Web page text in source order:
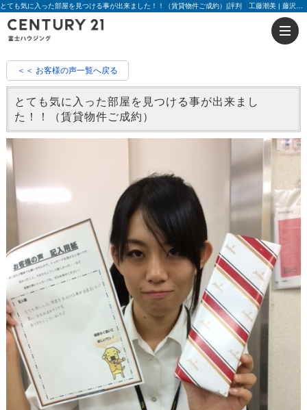
＜＜ お客様の声一覧へ戻る
とても気に入った部屋を見つける事が出来まし
た！！（賃貸物件ご成約）